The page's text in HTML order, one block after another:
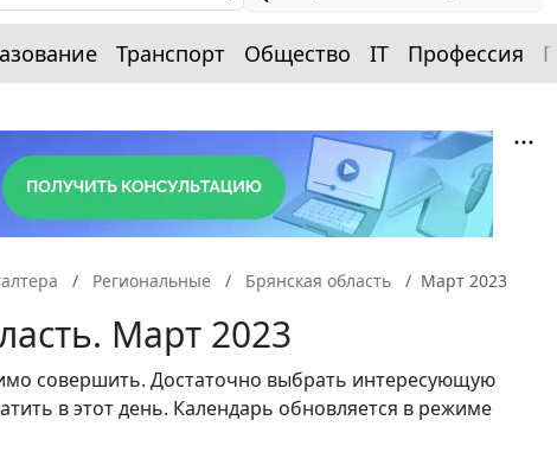
Транспорт Общество IT Профессия
Региональные Брянская область Март 2023
Март 2023
совершить. Достаточно выбрать интересующую
в этот день. Календарь обновляется в режиме